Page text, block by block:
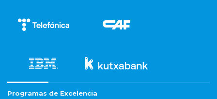
Programas de Excelencia